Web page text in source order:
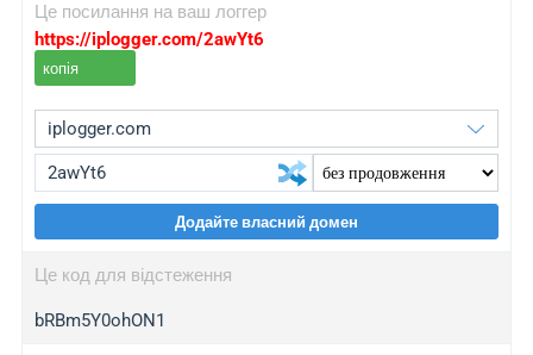
Це посилання на ваш логгер
https://iplogger.com/2awYt6
копія
wl.gl
ed.tc
Додайте власний домен
Це код для відстеження
bRBm5Y0ohON1